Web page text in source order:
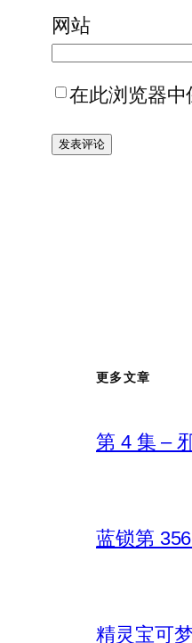
网站
在此浏览器中
更多文章
第 4 集 –
蓝锁第
精灵宝可